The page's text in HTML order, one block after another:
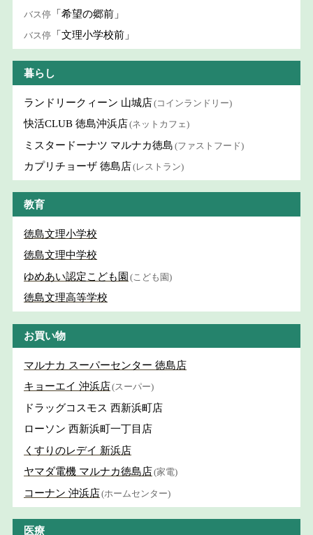
バス停 「希望の郷前」
バス停 「文理小学校前」
暮らし
ランドリークィーン 山城店(コインランドリー)
快活CLUB 徳島沖浜店(ネットカフェ)
ミスタードーナツ マルナカ徳島 (ファストフード)
カプリチョーザ 徳島店(レストラン)
教育
徳島文理小学校
徳島文理中学校
ゆめあい認定こども園 (こども園)
徳島文理高等学校
お買い物
マルナカ スーパーセンター 徳島店
キョーエイ 沖浜店(スーパー)
ドラッグコスモス 西新浜町店
ローソン 西新浜町一丁目店
くすりのレデイ 新浜店
ヤマダ電機 マルナカ徳島店(家電)
コーナン 沖浜店(ホームセンター)
医療